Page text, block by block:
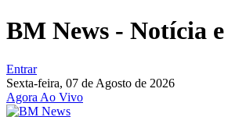
BM News - Notícia
Entrar
Sexta-feira, 07 de Agosto de 2026
Agora Ao Vivo